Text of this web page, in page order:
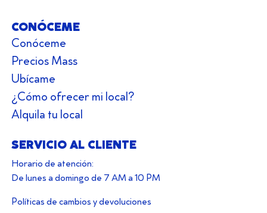
CONÓCEME
Conóceme
Precios Mass
Ubícame
¿Cómo ofrecer mi local?
Alquila tu local
SERVICIO AL CLIENTE
Horario de atención:
De lunes a domingo de 7 AM a 10 PM
Políticas de cambios y devoluciones